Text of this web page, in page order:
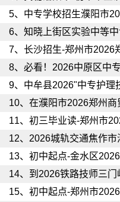
5、 中专学校招生濮阳市
6、 知晓上街区实验中等中
7、 长沙招生-郑州市2026
8、 必看！2026中原区中
9、 中牟县2026"中专护理
10、 在濮阳市2026郑州商
11、 初三毕业读-郑州市
12、 2026城轨交通焦作
13、 初中起点-金水区
14、 到2026铁路技师三
15、 初中起点-郑州市